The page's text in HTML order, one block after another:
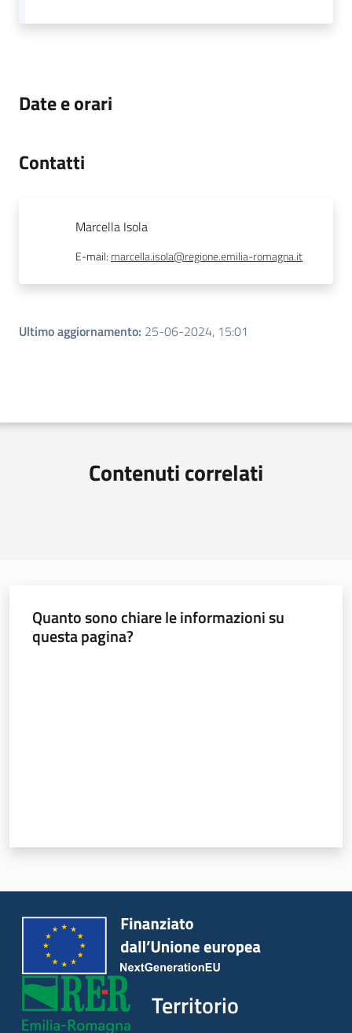
Date e orari
Contatti
Marcella Isola
E-mail: marcella.isola@regione.emilia-romagna.it
Ultimo aggiornamento: 25-06-2024, 15:01
Contenuti correlati
Quanto sono chiare le informazioni su
questa pagina?
Territorio